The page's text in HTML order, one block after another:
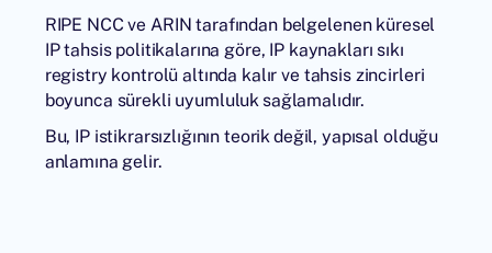
RIPE NCC ve ARIN tarafından belgelenen küresel
IP tahsis politikalarına göre, IP kaynakları sıkı
registry kontrolü altında kalır ve tahsis zincirleri
boyunca sürekli uyumluluk sağlamalıdır.
Bu, IP istikrarsızlığının teorik değil, yapısal olduğu
anlamına gelir.